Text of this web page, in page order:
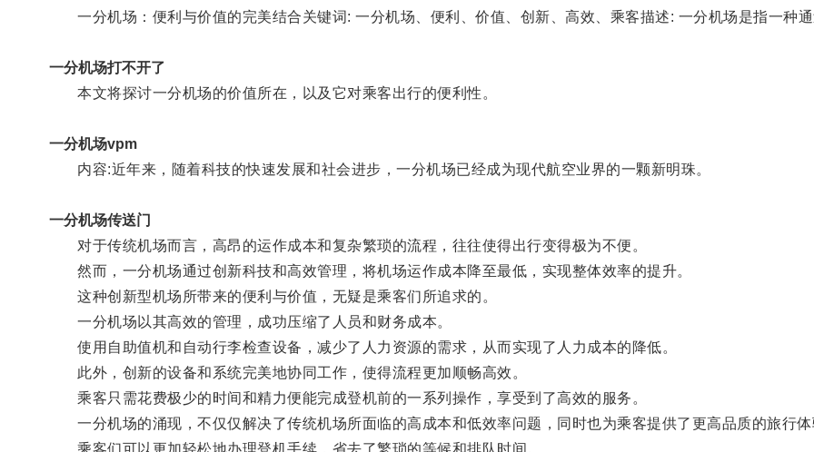
一分机场：便利与价值的完美结合关键词: 一分机场、便利、价值、创新、高效、乘客描述: 一分机场是指一种
一分机场打不开了
本文将探讨一分机场的价值所在，以及它对乘客出行的便利性。
一分机场vpm
内容:近年来，随着科技的快速发展和社会进步，一分机场已经成为现代航空业界的一颗新明珠。
一分机场传送门
对于传统机场而言，高昂的运作成本和复杂繁琐的流程，往往使得出行变得极为不便。
然而，一分机场通过创新科技和高效管理，将机场运作成本降至最低，实现整体效率的提升。
这种创新型机场所带来的便利与价值，无疑是乘客们所追求的。
一分机场以其高效的管理，成功压缩了人员和财务成本。
使用自助值机和自动行李检查设备，减少了人力资源的需求，从而实现了人力成本的降低。
此外，创新的设备和系统完美地协同工作，使得流程更加顺畅高效。
乘客只需花费极少的时间和精力便能完成登机前的一系列操作，享受到了高效的服务。
一分机场的涌现，不仅仅解决了传统机场所面临的高成本和低效率问题，同时也为乘客提供了更高品质的旅行
乘客们可以更加轻松地办理登机手续，省去了繁琐的等候和排队时间。